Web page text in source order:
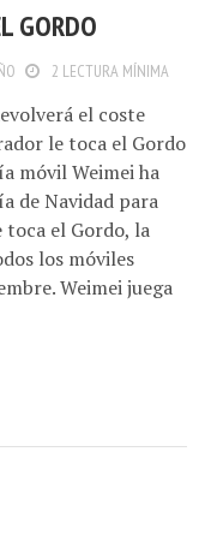
GORDO
2 LECTURA MÍNIMA
el coste
le toca el Gordo
móvil Weimei ha
de Navidad para
el Gordo, la
los móviles
Weimei juega